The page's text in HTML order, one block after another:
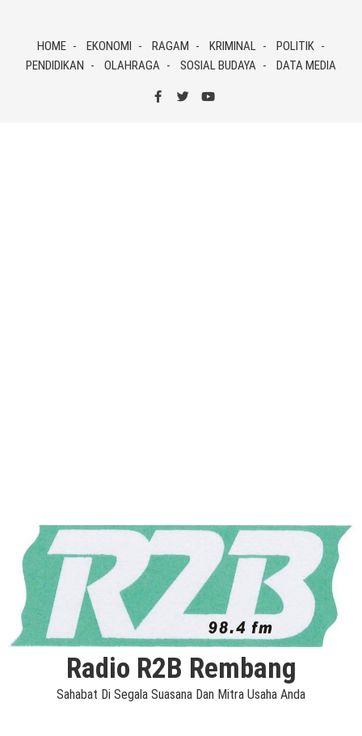
contentHOME EKONOMI RAGAM KRIMINAL
POLITIK
PENDIDIKAN
OLAHRAGA SOSIAL BUDAYA DATA MEDIA
Radio R2B Rembang
Sahabat Di Segala Suasana Dan Mitra Usaha Anda